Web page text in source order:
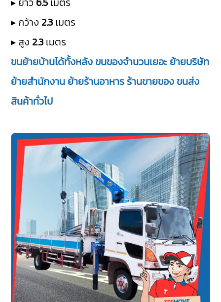
▸ กว้าง 2.3 เมตร
▸ สูง 2.3 เมตร
ขนย้ายบ้านได้ทั้งหลัง ขนของจำนวนเยอะ ย้ายบริษัท
ย้ายสำนักงาน ย้ายร้านอาหาร ร้านขายของ ขนส่ง
สินค้าทั่วไป